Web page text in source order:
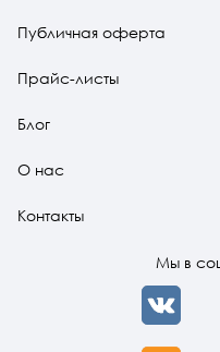
Публичная оферта
Прайс-листы
Блог
О нас
Контакты
Мы в
VK